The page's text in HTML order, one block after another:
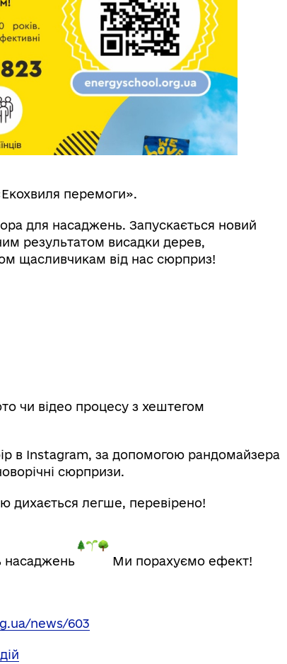
перемоги».
для насаджень. Запускається новий
результатом висадки дерев,
щасливчикам від нас сюрприз!
чи відео процесу з хештегом
в Instagram, за допомогою рандомайзера
сюрпризи.
легше, перевірено!
насаджень Ми порахуємо ефект!
news/603